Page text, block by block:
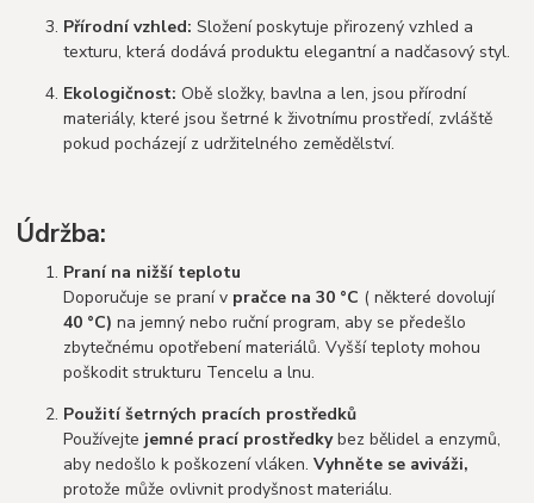
Přírodní vzhled: Složení poskytuje přirozený vzhled a
texturu, která dodává produktu elegantní a nadčasový styl.
Ekologičnost: Obě složky, bavlna a len, jsou přírodní
materiály, které jsou šetrné k životnímu prostředí, zvláště
pokud pocházejí z udržitelného zemědělství.
Údržba:
Praní na nižší teplotu
Doporučuje se praní v pračce na 30 °C ( některé dovolují
40 °C) na jemný nebo ruční program, aby se předešlo
zbytečnému opotřebení materiálů. Vyšší teploty mohou
poškodit strukturu Tencelu a lnu.
Použití šetrných pracích prostředků
Používejte jemné prací prostředkybez bělidel a enzymů,
aby nedošlo k poškození vláken.Vyhněte se aviváži,
protože může ovlivnit prodyšnost materiálu.